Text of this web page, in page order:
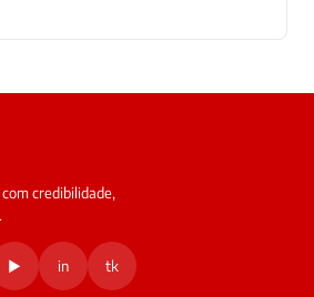
credibilidade,
▶ in tk